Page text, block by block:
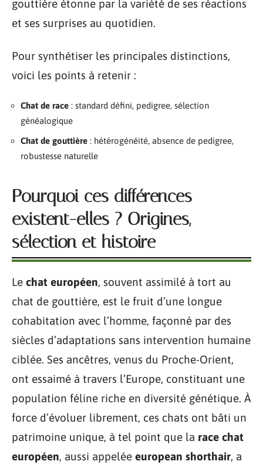
gouttière étonne par la variété de ses réactions
et ses surprises au quotidien.
Pour synthétiser les principales distinctions,
voici les points à retenir :
Chat de race : standard défini, pedigree, sélection
généalogique
Chat de gouttière : hétérogénéité, absence de pedigree,
robustesse naturelle
Pourquoi ces différences
existent-elles ? Origines,
sélection et histoire
Le chat européen, souvent assimilé à tort au
chat de gouttière, est le fruit d’une longue
cohabitation avec l’homme, façonné par des
siècles d’adaptations sans intervention humaine
ciblée. Ses ancêtres, venus du Proche-Orient,
ont essaimé à travers l’Europe, constituant une
population féline riche en diversité génétique. À
force d’évoluer librement, ces chats ont bâti un
patrimoine unique, à tel point que la race chat
européen, aussi appelée european shorthair, a